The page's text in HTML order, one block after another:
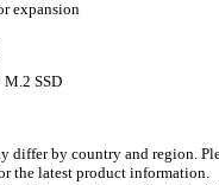
expansion
SSD
differ by country and region.
the latest product information.